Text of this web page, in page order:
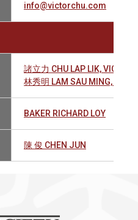
info@victorchu.com
諸立力 CHU LAP LIK, VICTOR
林秀明 LAM SAU MING,
BAKER RICHARD LOY
陳 俊 CHEN JUN